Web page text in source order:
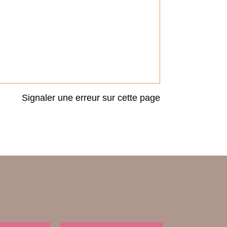
Signaler une erreur sur cette page